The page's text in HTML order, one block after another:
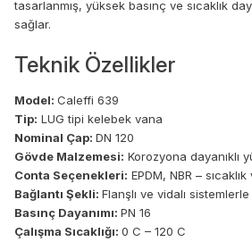
tasarlanmış, yüksek basınç ve sıcaklık
sağlar.
Teknik Özellikler
Model: Caleffi 639
Tip: LUG tipi kelebek vana
Nominal Çap: DN 120
Gövde Malzemesi: Korozyona dayanıklı
Conta Seçenekleri: EPDM, NBR –
Bağlantı Şekli: Flanşlı ve vidalı
Basınç Dayanımı: PN 16
Çalışma Sıcaklığı: 0 C – 120 C